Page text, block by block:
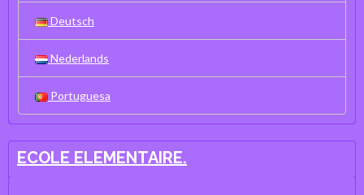
Deutsch
Nederlands
Portuguesa
ECOLE ELEMENTAIRE.